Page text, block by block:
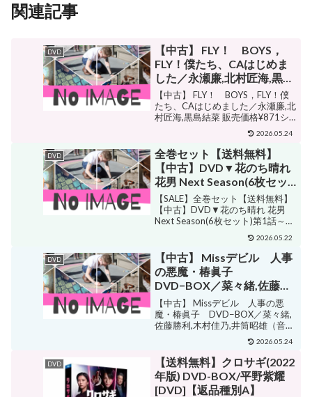
関連記事
DVD
【中古】 FLY！ BOYS，
FLY！僕たち、CAはじめま
した／永瀬廉,北村匠海,黒島
結菜
【中古】 FLY！ BOYS，FLY！僕
たち、CAはじめました／永瀬廉,北
村匠海,黒島結菜 販売価格¥871シ
ョップ名ブックオフ 楽天市場店ジ
ャンルその他購入する 【DVD】永
瀬廉,北村匠海,黒島結菜販売会社/
発売会社：カンテレ(TCエンタ...
2026.05.24
DVD
全巻セット【送料無料】
【中古】DVD▼花のち晴れ
花男 Next Season(6枚セッ
ト)第1話～第11話 最終 レン
タル落ち
【SALE】全巻セット【送料無料】
【中古】DVD▼花のち晴れ 花男
Next Season(6枚セット)第1話～第
11話 最終 レンタル落ち 販売価格
DVDZAKUZAKUジャンルロマン
ス・ラブストーリー購入する 邦
画...
2026.05.22
DVD
【中古】 Missデビル 人事
の悪魔・椿眞子
DVD−BOX／菜々緒,佐藤勝
利,木村佳乃,井筒昭雄（音
楽）
【中古】 Missデビル 人事の悪
魔・椿眞子 DVD−BOX／菜々緒,
佐藤勝利,木村佳乃,井筒昭雄（音
楽） 販売価格¥7,139ショップ名ブ
ックオフ 楽天市場店ジャンルその
他購入する 【DVD】菜々緒,佐藤
勝利,木村佳乃,井筒昭雄（音楽）
販...
2026.05.24
DVD
【送料無料】クロサギ(2022
年版) DVD-BOX/平野紫耀
[DVD]【返品種別A】